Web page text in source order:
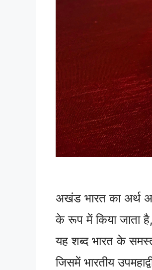
अखंड भारत का अर्थ
के रूप में किया जाता
यह शब्द भारत के
जिसमें भारतीय